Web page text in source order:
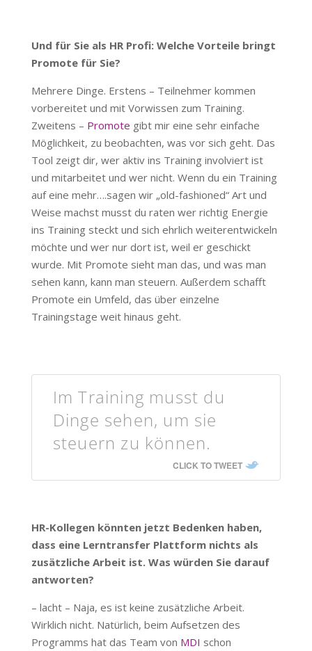
Und für Sie als HR Profi: Welche Vorteile bringt
Promote für Sie?
Mehrere Dinge. Erstens – Teilnehmer kommen
vorbereitet und mit Vorwissen zum Training.
Zweitens – Promote gibt mir eine sehr einfache
Möglichkeit, zu beobachten, was vor sich geht. Das
Tool zeigt dir, wer aktiv ins Training involviert ist
und mitarbeitet und wer nicht. Wenn du ein Training
auf eine mehr….sagen wir „old-fashioned“ Art und
Weise machst musst du raten wer richtig Energie
ins Training steckt und sich ehrlich weiterentwickeln
möchte und wer nur dort ist, weil er geschickt
wurde. Mit Promote sieht man das, und was man
sehen kann, kann man steuern. Außerdem schafft
Promote ein Umfeld, das über einzelne
Trainingstage weit hinaus geht.
Im Training musst du
Dinge sehen, um sie
steuern zu können.
CLICK TO TWEET
HR-Kollegen könnten jetzt Bedenken haben,
dass eine Lerntransfer Plattform nichts als
zusätzliche Arbeit ist. Was würden Sie darauf
antworten?
– lacht – Naja, es ist keine zusätzliche Arbeit.
Wirklich nicht. Natürlich, beim Aufsetzen des
Programms hat das Team von MDI schon